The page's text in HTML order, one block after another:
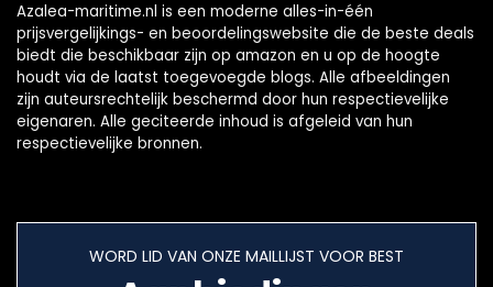
Azalea-maritime.nl is een moderne alles-in-één
prijsvergelijkings- en beoordelingswebsite die de beste deals
biedt die beschikbaar zijn op amazon en u op de hoogte
houdt via de laatst toegevoegde blogs. Alle afbeeldingen
zijn auteursrechtelijk beschermd door hun respectievelijke
eigenaren. Alle geciteerde inhoud is afgeleid van hun
respectievelijke bronnen.
WORD LID VAN ONZE MAILLIJST VOOR BEST